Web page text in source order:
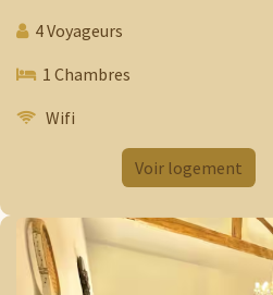
4 Voyageurs
1 Chambres
Wifi
Voir logement